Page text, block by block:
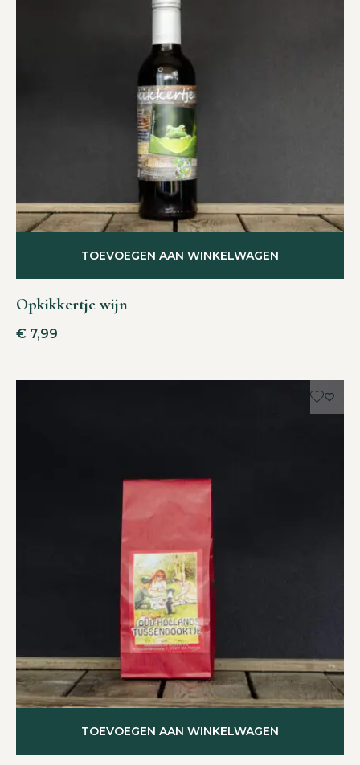
Opkikkertje wijn
€ 7,99
TOEVOEGEN AAN WINKELWAGEN
TOEVOEGEN AAN WINKELWAGEN